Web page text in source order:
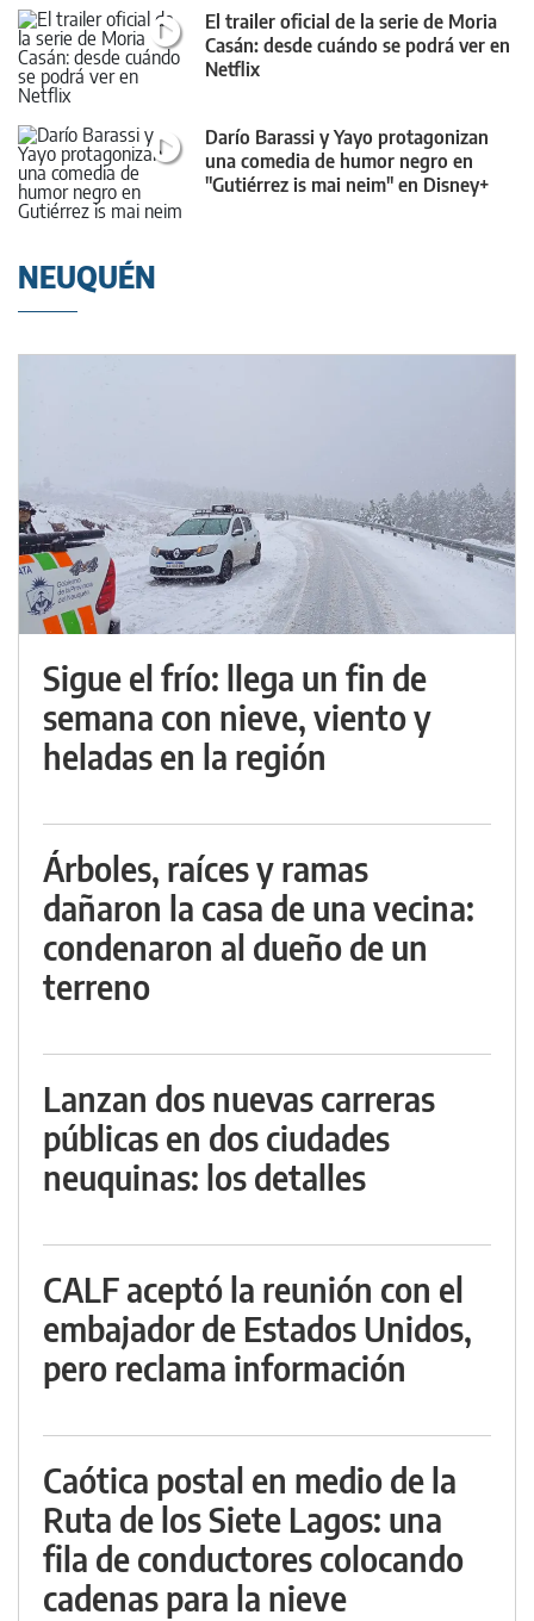
El trailer oficial de la serie de Moria
Casán: desde cuándo se podrá ver en
Netflix
Darío Barassi y Yayo protagonizan
una comedia de humor negro en
"Gutiérrez is mai neim" en Disney+
NEUQUÉN
Sigue el frío: llega un fin de
semana con nieve, viento y
heladas en la región
Árboles, raíces y ramas
dañaron la casa de una vecina:
condenaron al dueño de un
terreno
Lanzan dos nuevas carreras
públicas en dos ciudades
neuquinas: los detalles
CALF aceptó la reunión con el
embajador de Estados Unidos,
pero reclama información
Caótica postal en medio de la
Ruta de los Siete Lagos: una
fila de conductores colocando
cadenas para la nieve